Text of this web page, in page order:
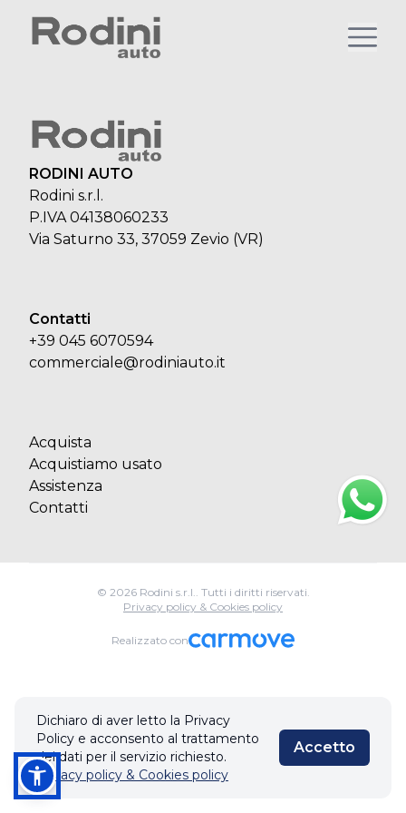
RODINI AUTO
Rodini s.r.l.
P.IVA 04138060233
Via Saturno 33, 37059 Zevio (VR)
Contatti
+39 045 6070594
commerciale@rodiniauto.it
Acquista
Acquistiamo usato
Assistenza
Contatti
Dichiaro di aver letto la Privacy
Policy e acconsento al trattamento
dei dati per il servizio richiesto.
Privacy policy & Cookies policy
Accetto
© 2026 Rodini s.r.l.. Tutti i diritti riservati.
Privacy policy & Cookies policy
Realizzato con